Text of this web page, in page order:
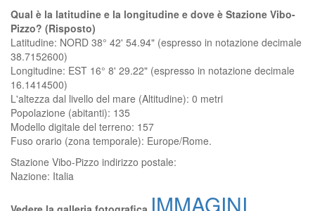
Qual è la latitudine e la longitudine e dove è Stazione Vibo-
Pizzo? (Risposto)
Latitudine: NORD 38° 42' 54.94" (espresso in notazione decimale
38.7152600)
Longitudine: EST 16° 8' 29.22" (espresso in notazione decimale
16.1414500)
L'altezza dal livello del mare (Altitudine): 0 metri
Popolazione (abitanti): 135
Modello digitale del terreno: 157
Fuso orario (zona temporale): Europe/Rome.
Stazione Vibo-Pizzo indirizzo postale:
Nazione: Italia
IMMAGINI